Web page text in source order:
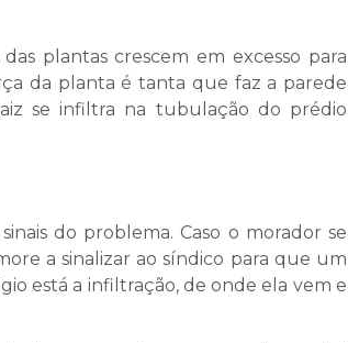
plantas crescem em excesso para
da planta é tanta que faz a parede
se infiltra na tubulação do prédio
do problema. Caso o morador se
a sinalizar ao síndico para que um
está a infiltração, de onde ela vem e